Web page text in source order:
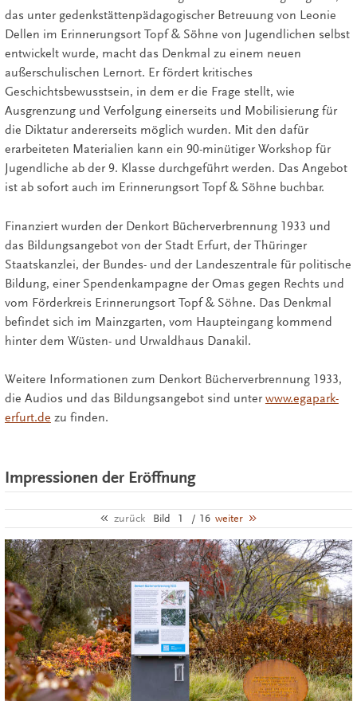
das unter gedenkstättenpädagogischer Betreuung von Leonie
Dellen im Erinnerungsort Topf & Söhne von Jugendlichen selbst
entwickelt wurde, macht das Denkmal zu einem neuen
außerschulischen Lernort. Er fördert kritisches
Geschichtsbewusstsein, in dem er die Frage stellt, wie
Ausgrenzung und Verfolgung einerseits und Mobilisierung für
die Diktatur andererseits möglich wurden. Mit den dafür
erarbeiteten Materialien kann ein 90-minütiger Workshop für
Jugendliche ab der 9. Klasse durchgeführt werden. Das Angebot
ist ab sofort auch im Erinnerungsort Topf & Söhne buchbar.
Finanziert wurden der Denkort Bücherverbrennung 1933 und
das Bildungsangebot von der Stadt Erfurt, der Thüringer
Staatskanzlei, der Bundes- und der Landeszentrale für politische
Bildung, einer Spendenkampagne der Omas gegen Rechts und
vom Förderkreis Erinnerungsort Topf & Söhne. Das Denkmal
befindet sich im Mainzgarten, vom Haupteingang kommend
hinter dem Wüsten- und Urwaldhaus Danakil.
Weitere Informationen zum Denkort Bücherverbrennung 1933,
die Audios und das Bildungsangebot sind unterwww.egapark-
erfurt.de zu finden.
Impressionen der Eröffnung
zurück Bild 1 / 16 weiter